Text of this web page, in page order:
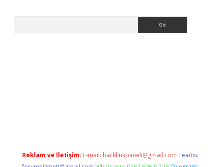
Reklam ve İletişim: E-mail: backlinkpaneli@gmail.com Teams: